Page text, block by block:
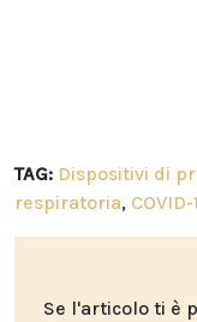
TAG: Dispositivi di
respiratoria, COVID-
Se l'articolo ti è